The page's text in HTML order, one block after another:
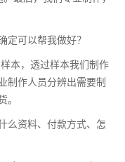
定可以帮我做好？
本，透过样本我们制作
制作人员分辨出需要制
么资料、付款方式、怎